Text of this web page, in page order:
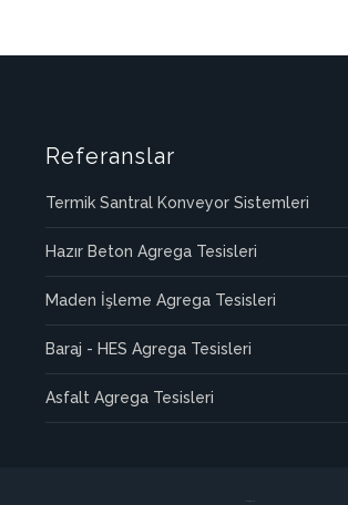
Referanslar
Termik Santral Konveyor Sistemleri
Hazır Beton Agrega Tesisleri
Maden İşleme Agrega Tesisleri
Baraj - HES Agrega Tesisleri
Asfalt Agrega Tesisleri